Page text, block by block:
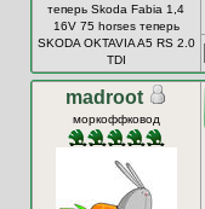
теперь Skoda Fabia 1,4
16V 75 horses теперь
SKODA OKTAVIA A5 RS 2.0
TDI
madroot
моркоффковод